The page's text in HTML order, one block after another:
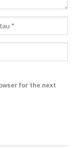
for the next